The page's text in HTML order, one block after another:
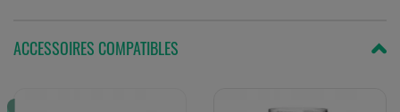
ACCESSOIRES COMPATIBLES